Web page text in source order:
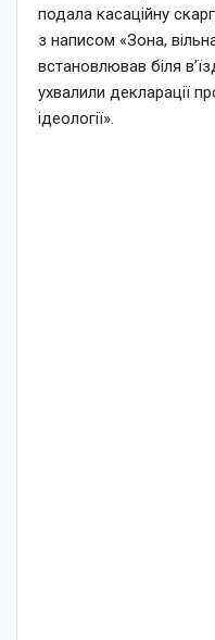
подала касаційну
з написом «Зона,
встановлював біля
ухвалили декларації
ідеології».